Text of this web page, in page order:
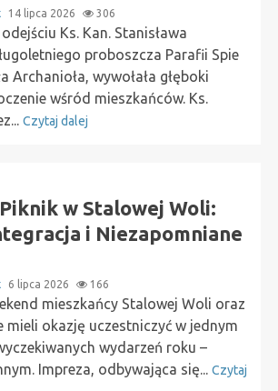
14 lipca 2026 306
Ks. Kan. Stanisława
proboszcza Parafii Spie
Archanioła, wywołała głęboki
wśród mieszkańców. Ks.
Czytaj dalej
w Stalowej Woli:
i Niezapomniane
6 lipca 2026 166
mieszkańcy Stalowej Woli oraz
mieli okazję uczestniczyć w jednym
wydarzeń roku –
Impreza, odbywająca się... Czytaj